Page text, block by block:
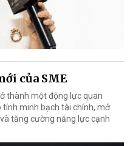
của SME
thành một động lực quan
minh bạch tài chính, mở
tăng cường năng lực cạnh